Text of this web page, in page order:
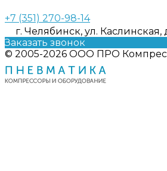
+7 (351) 270-98-14
г. Челябинск, ул. Каслинская,
Заказать звонок
© 2005-2026 ООО ПРО